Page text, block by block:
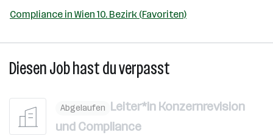
Compliance in Wien 10. Bezirk (Favoriten)
Diesen Job hast du verpasst
Abgelaufen Leiter*in Konzernrevision
und Compliance